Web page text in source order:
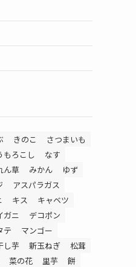
きのこ
さつまいも
もろこし
なす
ん草 みかん
ゆず
アスパラガス
キス
キャベツ
ガニ
デコポン
テ
マンゴー
し芋 新玉ねぎ
松茸
菜の花 里芋
餅